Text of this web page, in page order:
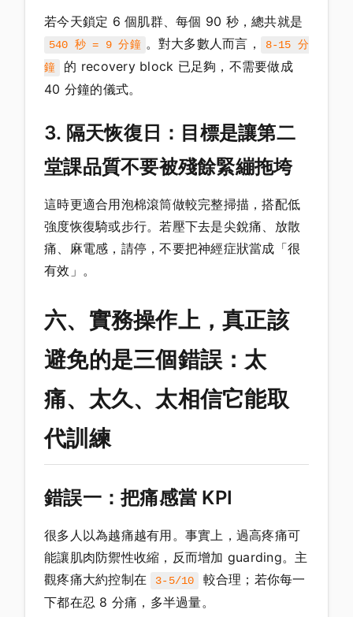
若今天鎖定 6 個肌群、每個 90 秒，總共就是
540 秒 = 9 分鐘 。對大多數人而言，
8-15 分
鐘
的 recovery block 已足夠，不需要做成
40 分鐘的儀式。
3. 隔天恢復日：目標是讓第二
堂課品質不要被殘餘緊繃拖垮
這時更適合用泡棉滾筒做較完整掃描，搭配低
強度恢復騎或步行。若壓下去是尖銳痛、放散
痛、麻電感，請停，不要把神經症狀當成「很
有效」。
六、實務操作上，真正該
避免的是三個錯誤：太
痛、太久、太相信它能取
代訓練
錯誤一：把痛感當 KPI
很多人以為越痛越有用。事實上，過高疼痛可
能讓肌肉防禦性收縮，反而增加 guarding。主
觀疼痛大約控制在
3-5/10
較合理；若你每一
下都在忍 8 分痛，多半過量。